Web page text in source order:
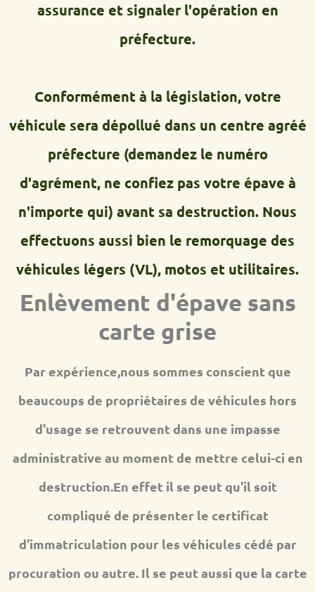
assurance et signaler l'opération en
préfecture.
Conformément à la législation, votre
véhicule sera dépollué dans un centre agréé
préfecture (demandez le numéro
d'agrément, ne confiez pas votre épave à
n'importe qui) avant sa destruction. Nous
effectuons aussi bien le remorquage des
véhicules légers (VL), motos et utilitaires.
Enlèvement d'épave sans
carte grise
Par expérience,nous sommes conscient que
beaucoups de propriétaires de véhicules hors
d'usage se retrouvent dans une impasse
administrative au moment de mettre celui-ci en
destruction.En effet il se peut qu'il soit
compliqué de présenter le certificat
d'immatriculation pour les véhicules cédé par
procuration ou autre. Il se peut aussi que la carte